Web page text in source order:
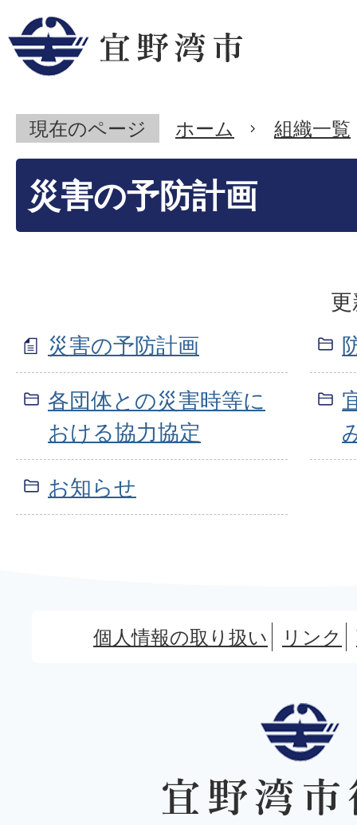
現在のページ ホーム 組織一覧
災害の予防計画
災害の予防計画
各団体との災害時等に
おける協力協定
お知らせ
個人情報の取り扱い リンク